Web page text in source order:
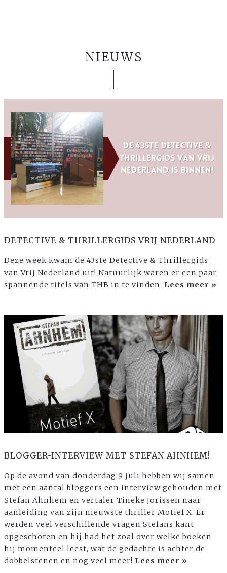
NIEUWS
DETECTIVE & THRILLERGIDS VRIJ NEDERLAND
Deze week kwam de 43ste Detective & Thrillergids
van Vrij Nederland uit! Natuurlijk waren er een paar
spannende titels van THB in te vinden. Lees meer »
BLOGGER-INTERVIEW MET STEFAN AHNHEM!
Op de avond van donderdag 9 juli hebben wij samen
met een aantal bloggers een interview gehouden met
Stefan Ahnhem en vertaler Tineke Jorissen naar
aanleiding van zijn nieuwste thriller Motief X. Er
werden veel verschillende vragen Stefans kant
opgeschoten en hij had het zoal over welke boeken
hij momenteel leest, wat de gedachte is achter de
dobbelstenen en nog veel meer! Lees meer »